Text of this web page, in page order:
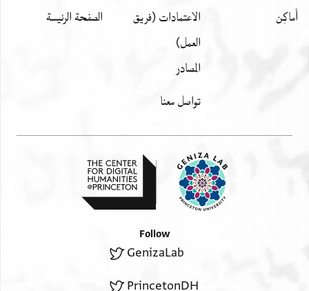
أَماكِن
الاعتمادات (فريق
العمل)
المصادر
تواصل معنا
الصفحة الرئيسة
Follow
GenizaLab
PrincetonDH